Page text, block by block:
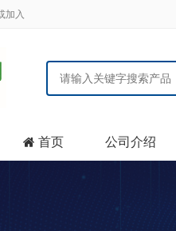
加入
 首页 公司介绍